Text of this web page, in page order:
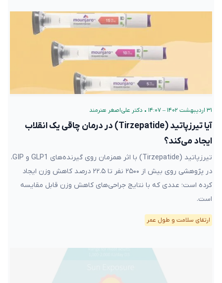
۳۱ اردیبهشت ۱۴۰۲ – ۱۴:۰۷ • دکتر علی‌اصغر هنرمند
آیا تیرزپاتید (Tirzepatide) در درمان چاقی یک انقلاب
ایجاد می‌کند؟
تیرزپاتید (Tirzepatide) با اثر همزمان روی گیرنده‌های GLP1 و GIP،
در پژوهشی روی بیش از ۲۵۰۰ نفر تا ۲۲.۵ درصد کاهش وزن ایجاد
کرده است؛ عددی که با نتایج جراحی‌های کاهش وزن قابل مقایسه
است.
ارتقای سلامت و طول عمر